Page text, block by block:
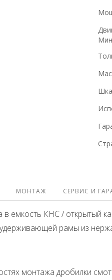
МОНТАЖ СЕРВИС И
в емкость КНС / открытый
рамы из
монтажа дробилки